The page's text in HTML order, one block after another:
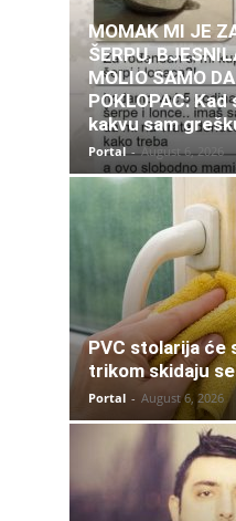
MOMAK MI JE
ŠERPU,
MOLIO SAMO
POKLOPAC:
kakvu sam
Portal - August 6, 2026
PVC stolarija će
trikom skidaju
Portal - August 6, 2026